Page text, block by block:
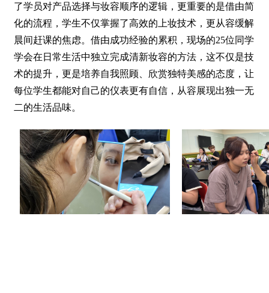
了学员对产品选择与妆容顺序的逻辑，更重要的是借由简
化的流程，学生不仅掌握了高效的上妆技术，更从容缓解
晨间赶课的焦虑。借由成功经验的累积，现场的25位同学
学会在日常生活中独立完成清新妆容的方法，这不仅是技
术的提升，更是培养自我照顾、欣赏独特美感的态度，让
每位学生都能对自己的仪表更有自信，从容展现出独一无
二的生活品味。